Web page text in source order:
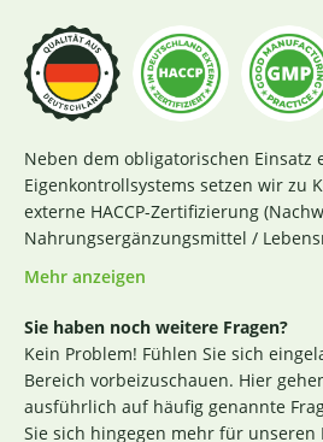
Neben dem obligatorischen Einsatz
Eigenkontrollsystems setzen wir zu
externe HACCP-Zertifizierung (Nachweis der
Nahrungsergänzungsmittel /
Richtlinien des Codex Alimentarius
Nr. 852 / 2004 des Europäischen
Zertifikat finden Siehier
. Darüber
die Sicherstellung einer
bereits bei der strengen
unserer (Rohstoff-)Lieferanten. Die
Richtlinie ist hierbei ein wichtiges
Mehr anzeigen
Sie haben noch weitere Fragen?
Kein Problem! Fühlen Sie sich
Bereich vorbeizuschauen. Hier
ausführlich auf häufig genannte
Sie sich hingegen mehr für